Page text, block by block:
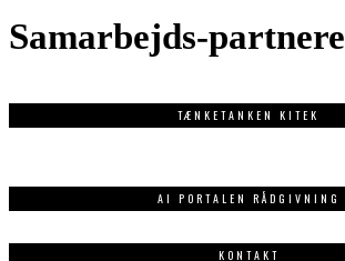
Samarbejds-partnere
TÆNKETANKEN KITEK
AI PORTALEN RÅDGIVNING
KONTAKT